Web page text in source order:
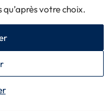
votre choix.
et des usages
avez évite les